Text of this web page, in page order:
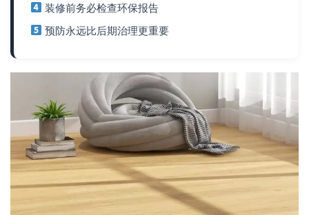
装修前务必检查环保报告
预防永远比后期治理更重要